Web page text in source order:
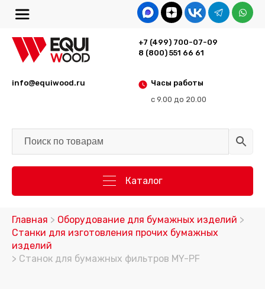
+7 (499) 700-07-09
8 (800) 551 66 61
Часы работы
с 9.00 до 20.00
info@equiwood.ru
Каталог
Главная > Оборудование для бумажных изделий >
Станки для изготовления прочих бумажных
изделий
> Станок для бумажных фильтров MY-PF